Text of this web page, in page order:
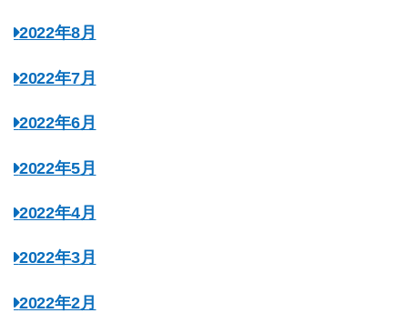
2022年8月
2022年7月
2022年6月
2022年5月
2022年4月
2022年3月
2022年2月